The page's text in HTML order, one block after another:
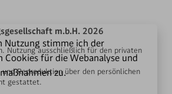
Nutzung stimme ich der
Cookies für die Webanalyse und
zu.
m.b.H. 2026
Nutzung ausschließlich für den privaten
Reproduktion über den persönlichen
gestattet.